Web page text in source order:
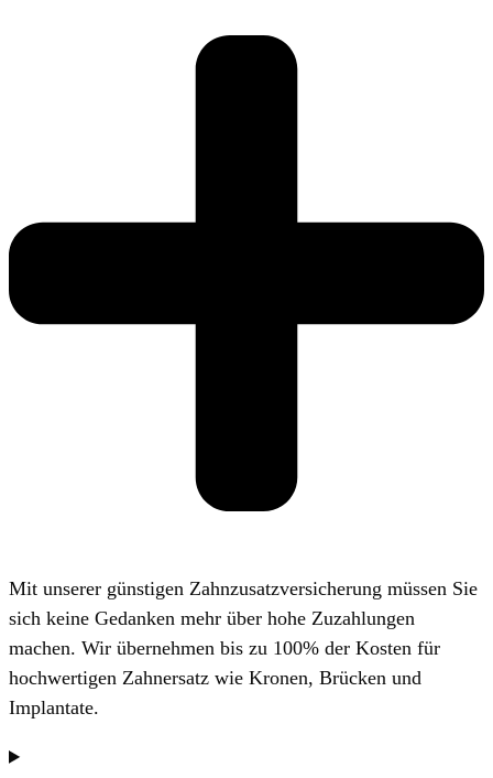
Mit unserer günstigen Zahnzusatzversicherung müssen Sie
sich keine Gedanken mehr über hohe Zuzahlungen
machen. Wir übernehmen bis zu 100% der Kosten für
hochwertigen Zahnersatz wie Kronen, Brücken und
Implantate.